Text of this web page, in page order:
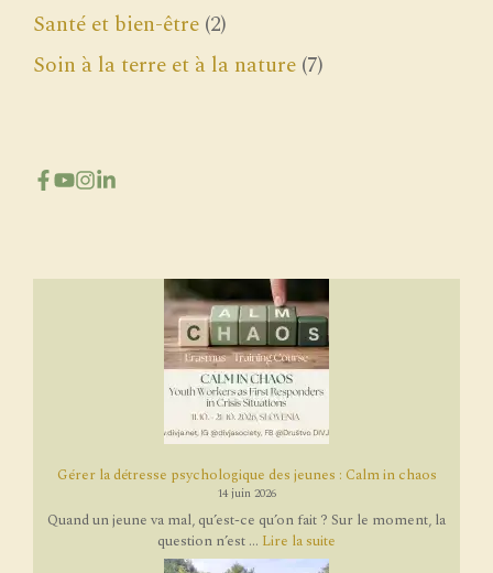
Santé et bien-être (2)
Soin à la terre et à la nature (7)
Gérer la détresse psychologique des jeunes : Calm in chaos
14 juin 2026
Quand un jeune va mal, qu’est-ce qu’on fait ? Sur le moment, la
question n’est ... Lire la suite